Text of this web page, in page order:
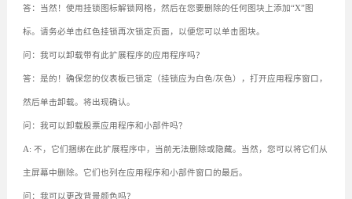
答：当然！使用挂锁图标解锁网格，然后在您要删除的任何图块上添加“X”图
标。请务必单击红色挂锁再次锁定页面，以便您可以单击图块。
问：我可以卸载带有此扩展程序的应用程序吗？
答：是的！确保您的仪表板已锁定（挂锁应为白色/灰色），打开应用程序窗口，
然后单击卸载。将出现确认。
问：我可以卸载股票应用程序和小部件吗？
A: 不，它们捆绑在此扩展程序中，当前无法删除或隐藏。当然，您可以将它们从
主屏幕中删除。它们也列在应用程序和小部件窗口的最后。
问：我可以更改背景颜色吗？